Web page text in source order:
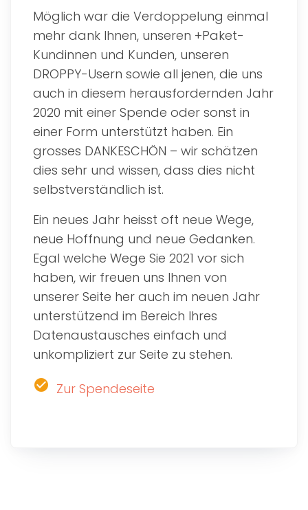
Möglich war die Verdoppelung einmal
mehr dank Ihnen, unseren +Paket-
Kundinnen und Kunden, unseren
DROPPY-Usern sowie all jenen, die uns
auch in diesem herausfordernden Jahr
2020 mit einer Spende oder sonst in
einer Form unterstützt haben. Ein
grosses DANKESCHÖN – wir schätzen
dies sehr und wissen, dass dies nicht
selbstverständlich ist.
Ein neues Jahr heisst oft neue Wege,
neue Hoffnung und neue Gedanken.
Egal welche Wege Sie 2021 vor sich
haben, wir freuen uns Ihnen von
unserer Seite her auch im neuen Jahr
unterstützend im Bereich Ihres
Datenaustausches einfach und
unkompliziert zur Seite zu stehen.
check_circle Zur Spendeseite